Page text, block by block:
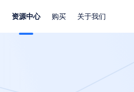
资源中心 购买 关于我们